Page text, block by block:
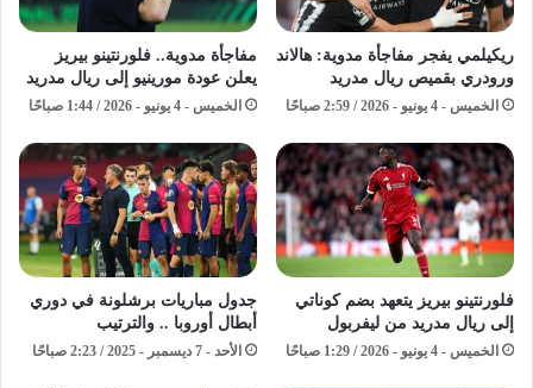
ريكيلمي يفجر مفاجأة مدوية: هالاند
ورودري بقميص ريال مدريد
الخميس - 4 يونيو - 2026 / 2:59 صباحًا
مفاجأة مدوية.. فلورنتينو بيريز
يعلن عودة مورينيو إلى ريال مدريد
الخميس - 4 يونيو - 2026 / 1:44 صباحًا
فلورنتينو بيريز يتعهد بضم كوناتي
إلى ريال مدريد من ليفربول
الخميس - 4 يونيو - 2026 / 1:29 صباحًا
جدول مباريات برشلونة في دوري
أبطال أوروبا .. والترتيب
الأحد - 7 ديسمبر - 2025 / 2:23 صباحًا